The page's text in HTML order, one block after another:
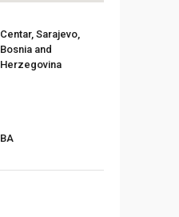
Centar, Sarajevo,
Bosnia and
Herzegovina
BA